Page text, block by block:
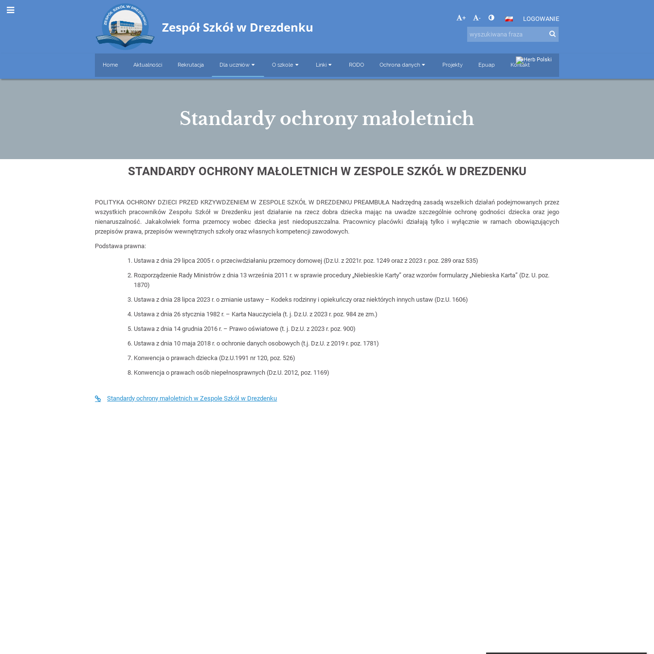
Zespół Szkół w Drezdenku
+ - LOGOWANIE
Home Aktualności Rekrutacja Dla uczniów O szkole Linki RODO Ochrona danych Projekty Epuap Kontakt
Standardy ochrony małoletnich
Standardy
małoletnich
STANDARDY OCHRONY MAŁOLETNICH W ZESPOLE SZKÓŁ W DREZDENKU
POLITYKA OCHRONY DZIECI PRZED KRZYWDZENIEM W ZESPOLE SZKÓŁ W DREZDENKU PREAMBUŁA Nadrzędną zasadą wszelkich działań podejmowanych przez
wszystkich pracowników Zespołu Szkół w Drezdenku jest działanie na rzecz dobra dziecka mając na uwadze szczególnie ochronę godności dziecka oraz jego
nienaruszalność. Jakakolwiek forma przemocy wobec dziecka jest niedopuszczalna. Pracownicy placówki działają tylko i wyłącznie w ramach obowiązujących
przepisów prawa, przepisów wewnętrznych szkoły oraz własnych kompetencji zawodowych.
Podstawa prawna:
Ustawa z dnia 29 lipca 2005 r. o przeciwdziałaniu przemocy domowej (Dz.U. z 2021r. poz. 1249 oraz z 2023 r. poz. 289 oraz 535)
Rozporządzenie Rady Ministrów z dnia 13 września 2011 r. w sprawie procedury „Niebieskie Karty” oraz wzorów formularzy „Niebieska Karta” (Dz. U. poz.
1870)
Ustawa z dnia 28 lipca 2023 r. o zmianie ustawy – Kodeks rodzinny i opiekuńczy oraz niektórych innych ustaw (Dz.U. 1606)
Ustawa z dnia 26 stycznia 1982 r. – Karta Nauczyciela (t. j. Dz.U. z 2023 r. poz. 984 ze zm.)
Ustawa z dnia 14 grudnia 2016 r. – Prawo oświatowe (t. j. Dz.U. z 2023 r. poz. 900)
Ustawa z dnia 10 maja 2018 r. o ochronie danych osobowych (t.j. Dz.U. z 2019 r. poz. 1781)
Konwencja o prawach dziecka (Dz.U.1991 nr 120, poz. 526)
Konwencja o prawach osób niepełnosprawnych (Dz.U. 2012, poz. 1169)
Standardy ochrony małoletnich w Zespole Szkół w Drezdenku